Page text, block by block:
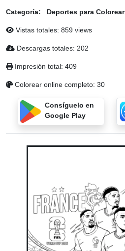
Categoría: Deportes para Colorear
Vistas totales: 859 views
Descargas totales: 202
Impresión total: 409
Colorear online completo: 30
Consíguelo en
Google Play